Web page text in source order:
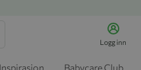
Logg inn
Babycare Club